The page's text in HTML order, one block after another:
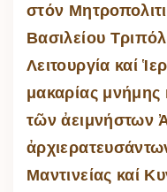
στόν
Βασιλείου
Λειτουργία καί
μακαρίας
τῶν ἀειμνήστων
Μαντινείας καί